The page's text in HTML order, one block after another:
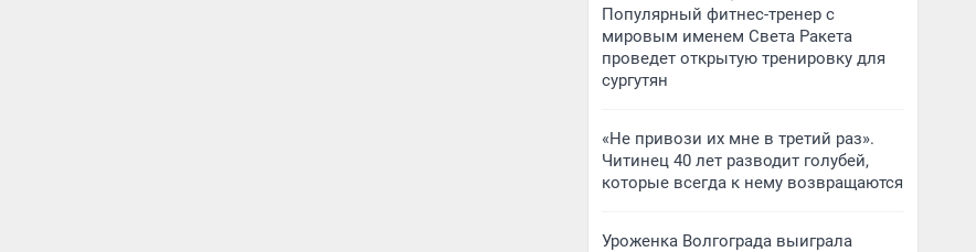
Популярный фитнес-тренер с
мировым именем Света Ракета
проведет открытую тренировку для
сургутян
«Не привози их мне в третий раз».
Читинец 40 лет разводит голубей,
которые всегда к нему возвращаются
Уроженка Волгограда выиграла